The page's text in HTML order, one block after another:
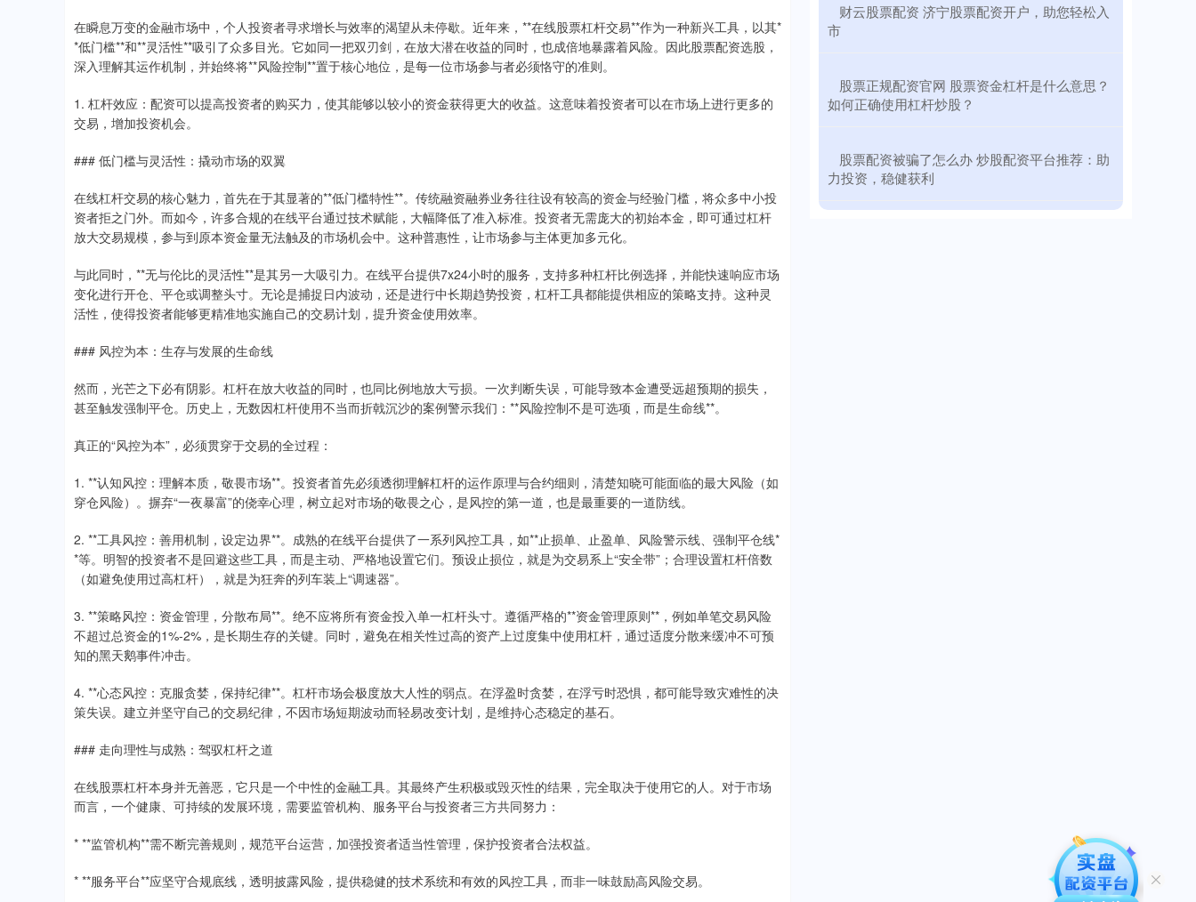
在瞬息万变的金融市场中，个人投资者寻求增长与效率的渴望从未停歇。近年来，**在线股票杠杆交易**作为一种新兴工具，以其*
*低门槛**和**灵活性**吸引了众多目光。它如同一把双刃剑，在放大潜在收益的同时，也成倍地暴露着风险。因此股票配资选股，
深入理解其运作机制，并始终将**风险控制**置于核心地位，是每一位市场参与者必须恪守的准则。
1. 杠杆效应：配资可以提高投资者的购买力，使其能够以较小的资金获得更大的收益。这意味着投资者可以在市场上进行更多的
交易，增加投资机会。
### 低门槛与灵活性：撬动市场的双翼
在线杠杆交易的核心魅力，首先在于其显著的**低门槛特性**。传统融资融券业务往往设有较高的资金与经验门槛，将众多中小投
资者拒之门外。而如今，许多合规的在线平台通过技术赋能，大幅降低了准入标准。投资者无需庞大的初始本金，即可通过杠杆
放大交易规模，参与到原本资金量无法触及的市场机会中。这种普惠性，让市场参与主体更加多元化。
与此同时，**无与伦比的灵活性**是其另一大吸引力。在线平台提供7x24小时的服务，支持多种杠杆比例选择，并能快速响应市场
变化进行开仓、平仓或调整头寸。无论是捕捉日内波动，还是进行中长期趋势投资，杠杆工具都能提供相应的策略支持。这种灵
活性，使得投资者能够更精准地实施自己的交易计划，提升资金使用效率。
### 风控为本：生存与发展的生命线
然而，光芒之下必有阴影。杠杆在放大收益的同时，也同比例地放大亏损。一次判断失误，可能导致本金遭受远超预期的损失，
甚至触发强制平仓。历史上，无数因杠杆使用不当而折戟沉沙的案例警示我们：**风险控制不是可选项，而是生命线**。
真正的“风控为本”，必须贯穿于交易的全过程：
1. **认知风控：理解本质，敬畏市场**。投资者首先必须透彻理解杠杆的运作原理与合约细则，清楚知晓可能面临的最大风险（如
穿仓风险）。摒弃“一夜暴富”的侥幸心理，树立起对市场的敬畏之心，是风控的第一道，也是最重要的一道防线。
2. **工具风控：善用机制，设定边界**。成熟的在线平台提供了一系列风控工具，如**止损单、止盈单、风险警示线、强制平仓线*
*等。明智的投资者不是回避这些工具，而是主动、严格地设置它们。预设止损位，就是为交易系上“安全带”；合理设置杠杆倍数
（如避免使用过高杠杆），就是为狂奔的列车装上“调速器”。
3. **策略风控：资金管理，分散布局**。绝不应将所有资金投入单一杠杆头寸。遵循严格的**资金管理原则**，例如单笔交易风险
不超过总资金的1%-2%，是长期生存的关键。同时，避免在相关性过高的资产上过度集中使用杠杆，通过适度分散来缓冲不可预
知的黑天鹅事件冲击。
4. **心态风控：克服贪婪，保持纪律**。杠杆市场会极度放大人性的弱点。在浮盈时贪婪，在浮亏时恐惧，都可能导致灾难性的决
策失误。建立并坚守自己的交易纪律，不因市场短期波动而轻易改变计划，是维持心态稳定的基石。
### 走向理性与成熟：驾驭杠杆之道
在线股票杠杆本身并无善恶，它只是一个中性的金融工具。其最终产生积极或毁灭性的结果，完全取决于使用它的人。对于市场
而言，一个健康、可持续的发展环境，需要监管机构、服务平台与投资者三方共同努力：
* **监管机构**需不断完善规则，规范平台运营，加强投资者适当性管理，保护投资者合法权益。
* **服务平台**应坚守合规底线，透明披露风险，提供稳健的技术系统和有效的风控工具，而非一味鼓励高风险交易。
​财云股票配资 济宁股票配资开户，助您轻松入
市
​股票正规配资官网 股票资金杠杆是什么意思？
如何正确使用杠杆炒股？
​股票配资被骗了怎么办 炒股配资平台推荐：助
力投资，稳健获利